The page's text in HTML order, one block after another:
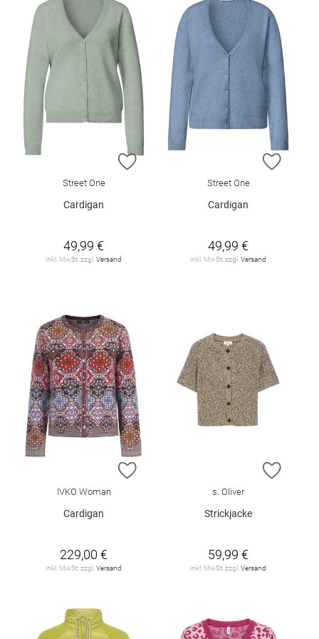
ZUR WUNSCHLISTE HINZUFÜGEN
Street One
Cardigan
49,99 €
inkl. MwSt. zzgl.Versand
ZUR
Street One
Cardigan
49,99 €
inkl. MwSt. zzgl.Versand
ZUR WUNSCHLISTE HINZUFÜGEN
IVKO Woman
Cardigan
229,00 €
inkl. MwSt. zzgl. Versand
ZUR
s. Oliver
Strickjacke
59,99 €
inkl. MwSt. zzgl. Versand